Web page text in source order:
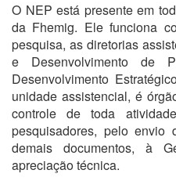
O NEP está presente em
da Fhemig. Ele funciona
pesquisa, as diretorias
e Desenvolvimento de
Desenvolvimento
unidade assistencial, é
controle de toda
pesquisadores, pelo envio
demais documentos, à
apreciação técnica.